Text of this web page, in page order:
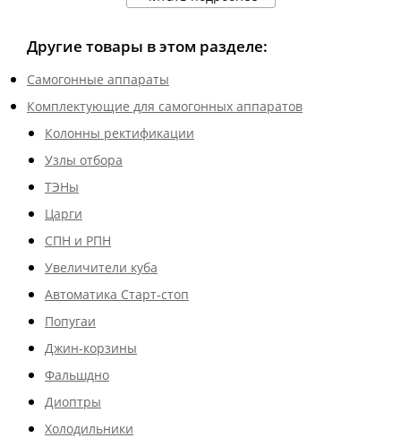
Другие товары в этом разделе:
Самогонные аппараты
Комплектующие для самогонных аппаратов
Колонны ректификации
Узлы отбора
ТЭНы
Царги
СПН и РПН
Увеличители куба
Автоматика Старт-стоп
Попугаи
Джин-корзины
Фальшдно
Диоптры
Холодильники